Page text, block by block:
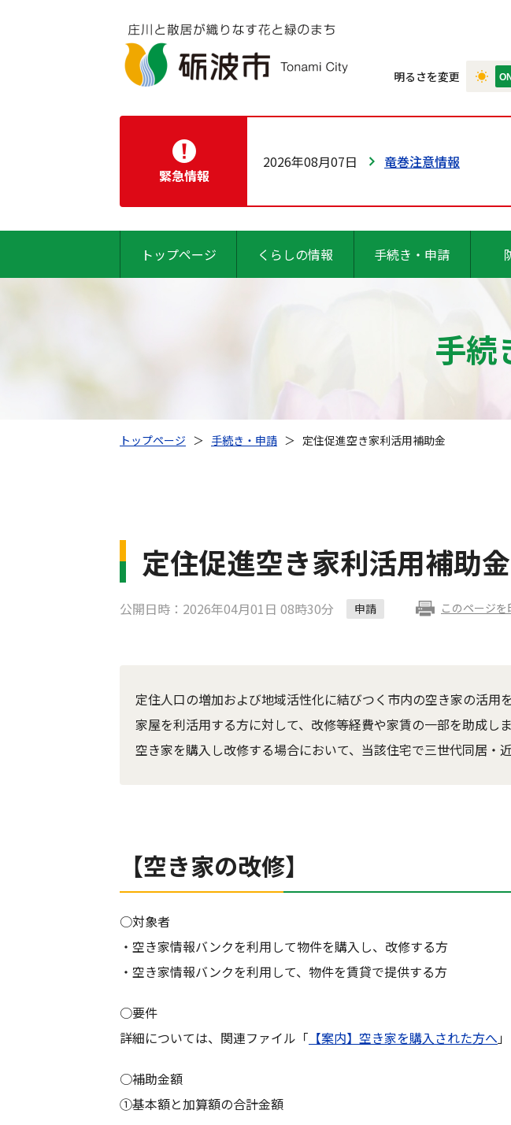
明るさを変更
緊急情報
2026年08月07日 竜巻注意情報
トップページ くらしの情報 手続き・申請
手続
トップページ ＞ 手続き・申請 ＞ 定住促進空き家利活用補助金
定住促進空き家利活用補助金
公開日時：2026年04月01日 08時30分 申請 このページを
定住人口の増加および地域活性化に結びつく市内の空き家の活
家屋を利活用する方に対して、改修等経費や家賃の一部を助成しま
空き家を購入し改修する場合において、当該住宅で三世代同居・
【空き家の改修】
○対象者
・空き家情報バンクを利用して物件を購入し、改修する方
・空き家情報バンクを利用して、物件を賃貸で提供する方
○要件
詳細については、関連ファイル「 【案内】空き家を購入された方へ
○補助金額
①基本額と加算額の合計金額